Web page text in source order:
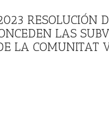
RESOLUCIÓN
LAS
LA COMUNITAT